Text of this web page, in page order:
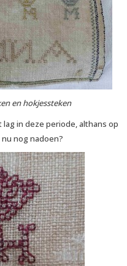
en hokjessteken
in deze periode, althans op
nog nadoen?